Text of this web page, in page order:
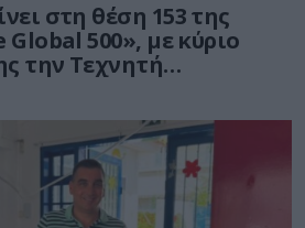
στη θέση 153 της
500», με κύριο
την Τεχνητή